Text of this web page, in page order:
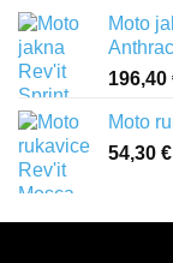
Moto
196,40
Moto
54,30 €